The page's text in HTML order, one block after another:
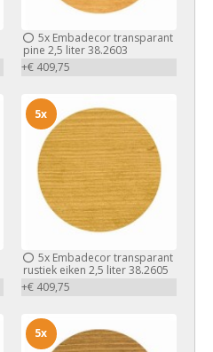
5xEmbadecor transparant
pine 2,5 liter 38.2603
+€ 409,75
5xEmbadecor transparant
rustiek eiken 2,5 liter 38.2605
+€ 409,75
5x
5x